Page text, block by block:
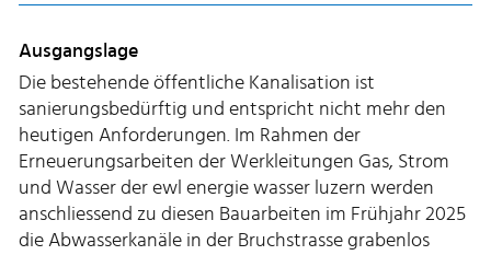
Ausgangslage
Die bestehende öffentliche Kanalisation ist
sanierungsbedürftig und entspricht nicht mehr den
heutigen Anforderungen. Im Rahmen der
Erneuerungsarbeiten der Werkleitungen Gas, Strom
und Wasser der ewl energie wasser luzern werden
anschliessend zu diesen Bauarbeiten im Frühjahr 2025
die Abwasserkanäle in der Bruchstrasse grabenlos